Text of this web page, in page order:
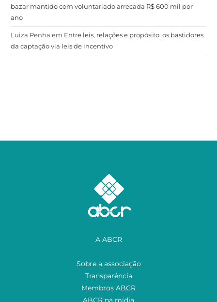
bazar mantido com voluntariado arrecada R$ 600 mil por
ano
Luiza Penha em Entre leis, relações e propósito: os bastidores
da captação via leis de incentivo
A ABCR
Sobre a associação
Transparência
Membros ABCR
ABCR na mídia